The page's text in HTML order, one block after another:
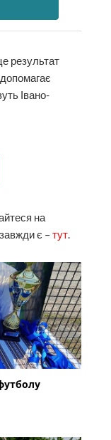
результат
Івано-
на
є –тут.